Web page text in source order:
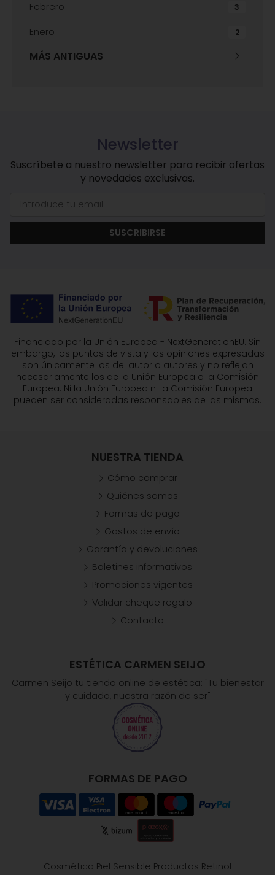
Febrero 3
Enero 2
MÁS ANTIGUAS
Newsletter
Suscríbete a nuestro newsletter para recibir ofertas
y novedades exclusivas.
SUSCRIBIRSE
Financiado por la Unión Europea - NextGenerationEU. Sin
embargo, los puntos de vista y las opiniones expresadas
son únicamente los del autor o autores y no reflejan
necesariamente los de la Unión Europea o la Comisión
Europea. Ni la Unión Europea ni la Comisión Europea
pueden ser consideradas responsables de las mismas.
ESTÉTICA CARMEN SEIJO
Carmen Seijo tu tienda online de estética: "Tu bienestar
y cuidado, nuestra razón de ser"
FORMAS DE PAGO
NUESTRA TIENDA
Cómo comprar
Quiénes somos
Formas de pago
Gastos de envío
Garantía y devoluciones
Boletines informativos
Promociones vigentes
Validar cheque regalo
Contacto
Cosmética Piel Sensible Productos Retinol